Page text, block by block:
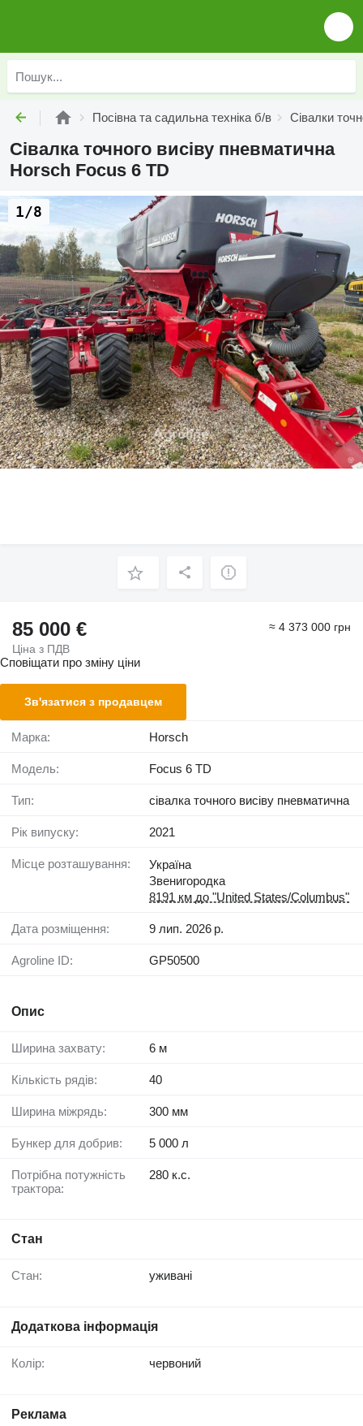
Посівна та садильна техніка б/в Cівалки
Сівалка точного висіву пневматична
Horsch Focus 6 TD
1/8
85 000 €
Ціна з ПДВ
≈ 4 373 000 грн
Сповіщати про зміну ціни
Зв'язатися з продавцем
Марка: Horsch
Модель: Focus 6 TD
Тип: сівалка точного висіву пневматична
Рік випуску: 2021
Місце розташування:
Україна
Звенигородка
8191 км до "United States/Columbus"
Дата розміщення: 9 лип. 2026 р.
Agroline ID: GP50500
Опис
Ширина захвату: 6 м
Кількість рядів: 40
Ширина міжрядь: 300 мм
Бункер для добрив: 5 000 л
Потрібна потужність
трактора:
280 к.с.
Стан
Стан: уживані
Додаткова інформація
Колір: червоний
Реклама